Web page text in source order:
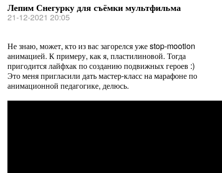
Лепим Снегурку для съёмки мультфильма
21-12-2021 20:05
Не знаю, может, кто из вас загорелся уже stop-mootion
анимацией. К примеру, как я, пластилиновой. Тогда
пригодится лайфхак по созданию подвижных героев :)
Это меня пригласили дать мастер-класс на марафоне по
анимационной педагогике, делюсь.